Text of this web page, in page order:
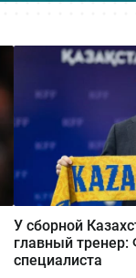
У сборной
главный
специалиста